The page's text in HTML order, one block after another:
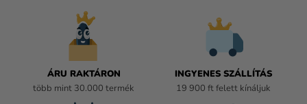
ÁRU RAKTÁRON
több mint 30.000 termék
INGYENES SZÁLLÍTÁS
19 900 ft felett kínáljuk